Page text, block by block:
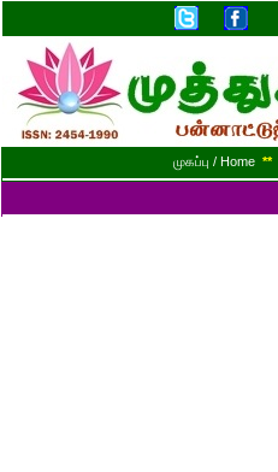
முகப்பு / Home **